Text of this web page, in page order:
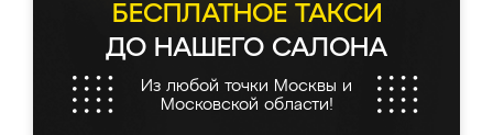
БЕСПЛАТНОЕ ТАКСИ
ДО НАШЕГО САЛОНА
Из любой точки Москвы и
Московской области!